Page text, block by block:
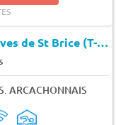
Goélia Les Rives de St Brice (T-13138)
ARCACHONNAIS